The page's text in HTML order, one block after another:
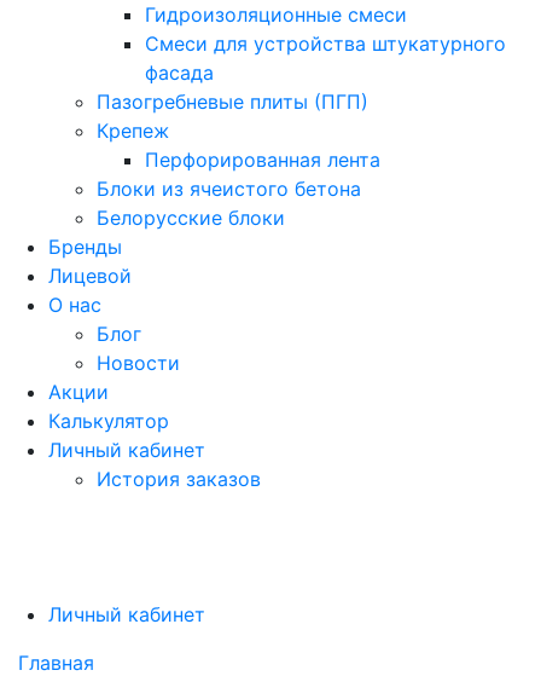
Гидроизоляционные смеси
Смеси для устройства штукатурного
фасада
Пазогребневые плиты (ПГП)
Крепеж
Перфорированная лента
Блоки из ячеистого бетона
Белорусские блоки
Бренды
Лицевой
О нас
Блог
Новости
Акции
Калькулятор
Личный кабинет
История заказов
Личный кабинет
Главная